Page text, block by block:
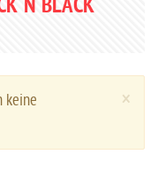
×
keine